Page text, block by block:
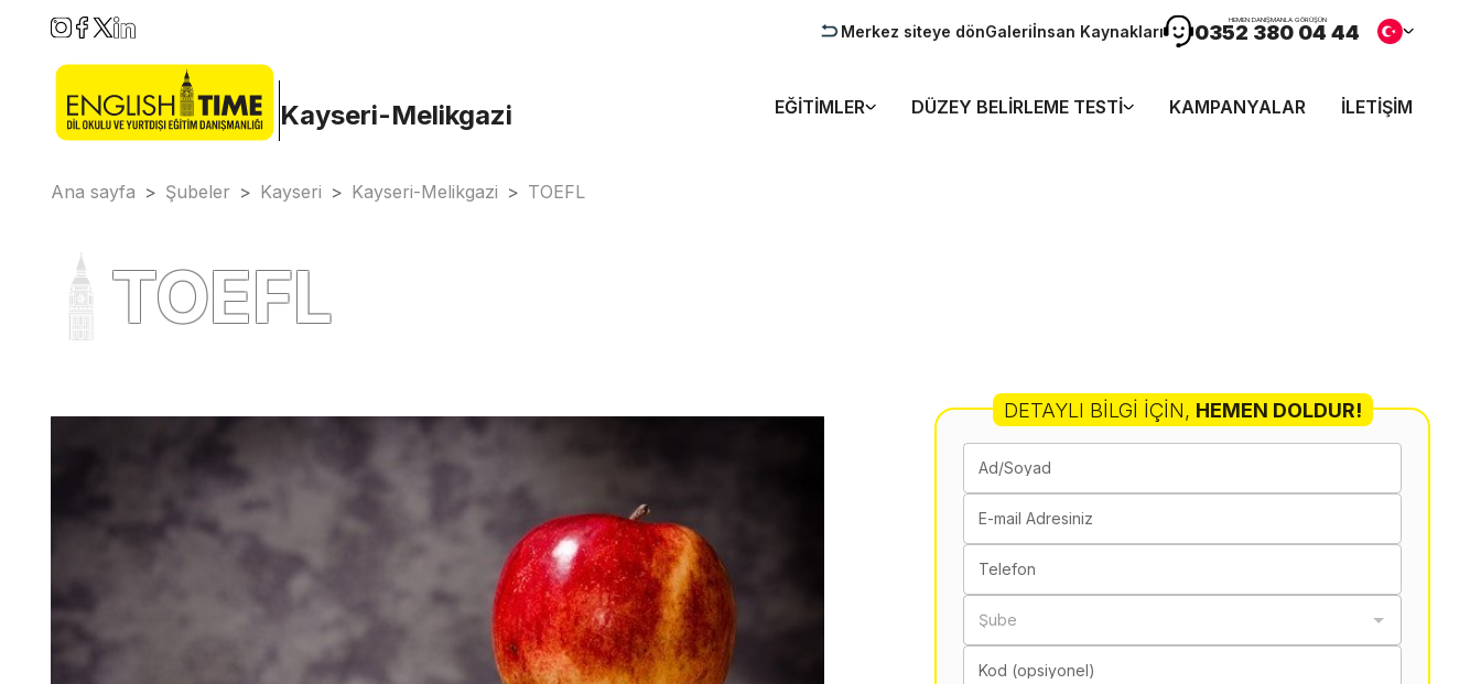
Merkez siteye dönGaleriİnsan Kaynakları
HEMEN DANIŞMANLA GÖRÜŞÜN
0352 380 04 44
Kayseri-Melikgazi EĞITIMLER DÜZEY BELIRLEME TESTI KAMPANYALAR İLETIŞIM
Ana sayfa > Şubeler > Kayseri > Kayseri-Melikgazi > TOEFL
TOEFL
DETAYLI BILGI İÇIN, HEMEN DOLDUR!
Ad/Soyad
E-mail Adresiniz
Telefon
Şube
Kod (opsiyonel)